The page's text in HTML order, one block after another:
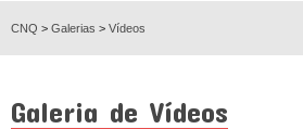
CNQ > Galerias > Vídeos
Galeria de Vídeos